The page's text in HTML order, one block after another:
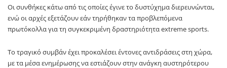
Οι συνθήκες κάτω από τις οποίες έγινε το δυστύχημα διερευνώνται,
ενώ οι αρχές εξετάζουν εάν τηρήθηκαν τα προβλεπόμενα
πρωτόκολλα για τη συγκεκριμένη δραστηριότητα extreme sports.
Το τραγικό συμβάν έχει προκαλέσει έντονες αντιδράσεις στη χώρα,
με τα μέσα ενημέρωσης να εστιάζουν στην ανάγκη αυστηρότερου